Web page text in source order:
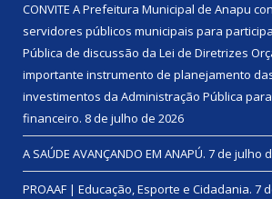
CONVITE A Prefeitura Municipal de Anapu
servidores públicos municipais para
Pública de discussão da Lei de Diretrizes
importante instrumento de planejamento
investimentos da Administração Pública
financeiro. 8 de julho de 2026
A SAÚDE AVANÇANDO EM ANAPÚ. 7 de julho
PROAAF | Educação, Esporte e Cidadania. 7